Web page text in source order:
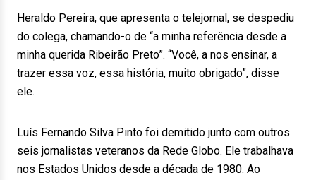
Heraldo Pereira, que apresenta o telejornal, se despediu
do colega, chamando-o de “a minha referência desde a
minha querida Ribeirão Preto”. “Você, a nos ensinar, a
trazer essa voz, essa história, muito obrigado”, disse
ele.
Luís Fernando Silva Pinto foi demitido junto com outros
seis jornalistas veteranos da Rede Globo. Ele trabalhava
nos Estados Unidos desde a década de 1980. Ao